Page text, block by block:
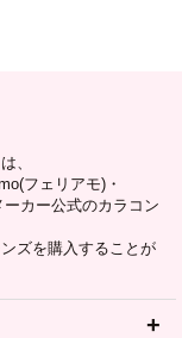
、
フェリアモ)・
カー公式のカラコン
ズを購入することが